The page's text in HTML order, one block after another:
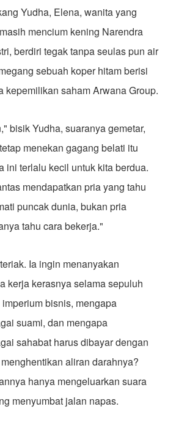
Yudha, Elena, wanita yang
mencium kening Narendra
berdiri tegak tanpa seulas pun air
sebuah koper hitam berisi
kepemilikan saham Arwana Group.
bisik Yudha, suaranya gemetar,
menekan gagang belati itu
ini terlalu kecil untuk kita berdua.
mendapatkan pria yang tahu
puncak dunia, bukan pria
tahu cara bekerja."
Ia ingin menanyakan
kerja kerasnya selama sepuluh
bisnis, mengapa
suami, dan mengapa
sahabat harus dibayar dengan
aliran darahnya?
hanya mengeluarkan suara
menyumbat jalan napas.